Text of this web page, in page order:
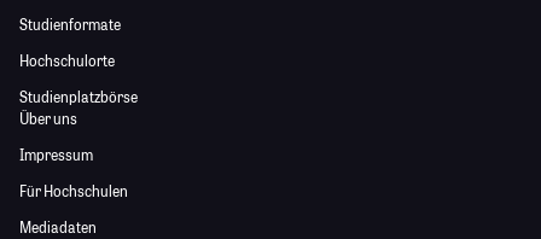
Studienformate
Hochschulorte
Studienplatzbörse
Über uns
Impressum
Für Hochschulen
Mediadaten